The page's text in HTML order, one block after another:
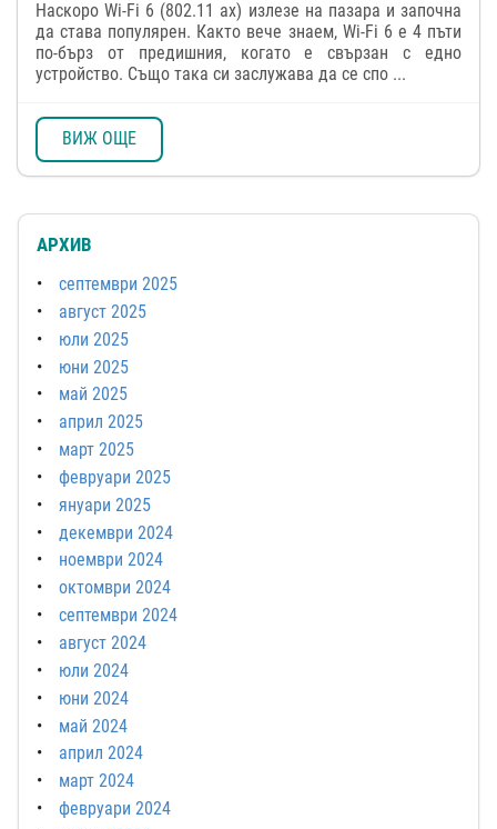
Наскоро Wi-Fi 6 (802.11 ах) излезе на пазара и започна
да става популярен. Както вече знаем, Wi-Fi 6 е 4 пъти
по-бърз от предишния, когато е свързан с едно
устройство. Също така си заслужава да се спо ...
ВИЖ ОЩЕ
АРХИВ
септември 2025
август 2025
юли 2025
юни 2025
май 2025
април 2025
март 2025
февруари 2025
януари 2025
декември 2024
ноември 2024
октомври 2024
септември 2024
август 2024
юли 2024
юни 2024
май 2024
април 2024
март 2024
февруари 2024